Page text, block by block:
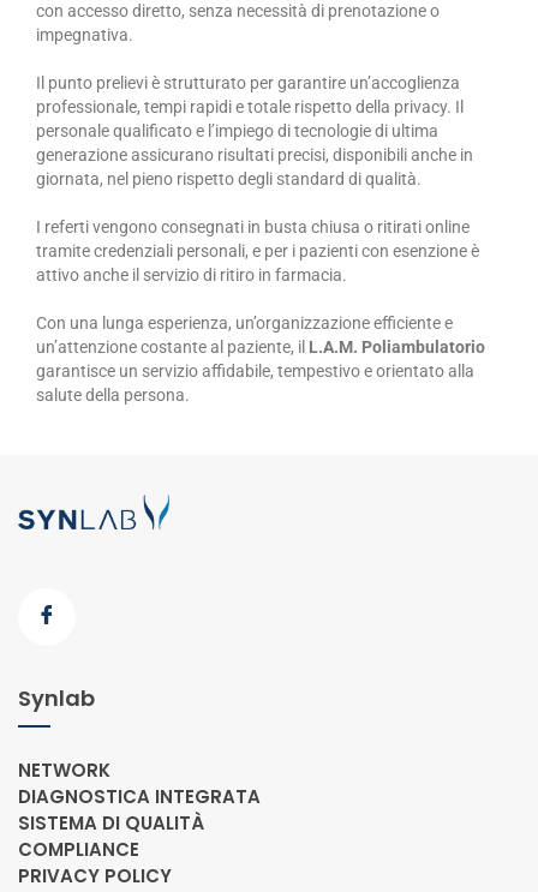
con accesso diretto, senza necessità di prenotazione o
impegnativa.
Il punto prelievi è strutturato per garantire un’accoglienza
professionale, tempi rapidi e totale rispetto della privacy. Il
personale qualificato e l’impiego di tecnologie di ultima
generazione assicurano risultati precisi, disponibili anche in
giornata, nel pieno rispetto degli standard di qualità.
I referti vengono consegnati in busta chiusa o ritirati online
tramite credenziali personali, e per i pazienti con esenzione è
attivo anche il servizio di ritiro in farmacia.
Con una lunga esperienza, un’organizzazione efficiente e
un’attenzione costante al paziente, il L.A.M. Poliambulatorio
garantisce un servizio affidabile, tempestivo e orientato alla
salute della persona.
Synlab
NETWORK
DIAGNOSTICA INTEGRATA
SISTEMA DI QUALITÀ
COMPLIANCE
PRIVACY POLICY